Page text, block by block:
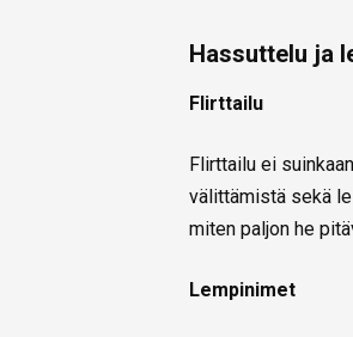
Hassuttelu ja
Flirttailu
Flirttailu ei
välittämistä sekä
miten paljon he
Lempinimet